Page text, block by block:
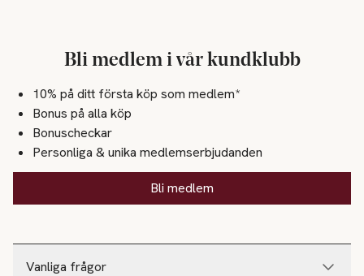
Vanliga frågor
Bli medlem i vår kundklubb
10% på ditt första köp som medlem*
Bonus på alla köp
Bonuscheckar
Personliga & unika medlemserbjudanden
Bli medlem